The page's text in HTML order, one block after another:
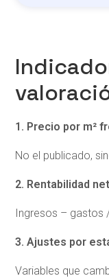
1. Precio por m²
No el publicado,
2. Rentabilidad
Ingresos – gastos
3. Ajustes por
Variables que